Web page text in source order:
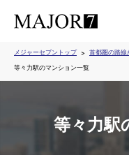
メジャーセブントップ 首都圏の路線
等々力駅のマンション一覧
等々力駅